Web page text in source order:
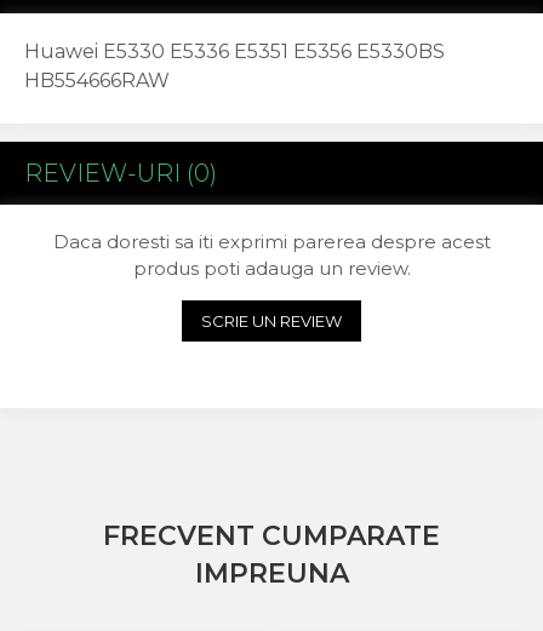
Nokia
Oppo
Rama Mijloc Telefon
Allview
Huawei E5330 E5336 E5351 E5356 E5330BS
HB554666RAW
REVIEW-URI (0)
Daca doresti sa iti exprimi parerea despre acest
produs poti adauga un review.
SCRIE UN REVIEW
FRECVENT CUMPARATE
IMPREUNA